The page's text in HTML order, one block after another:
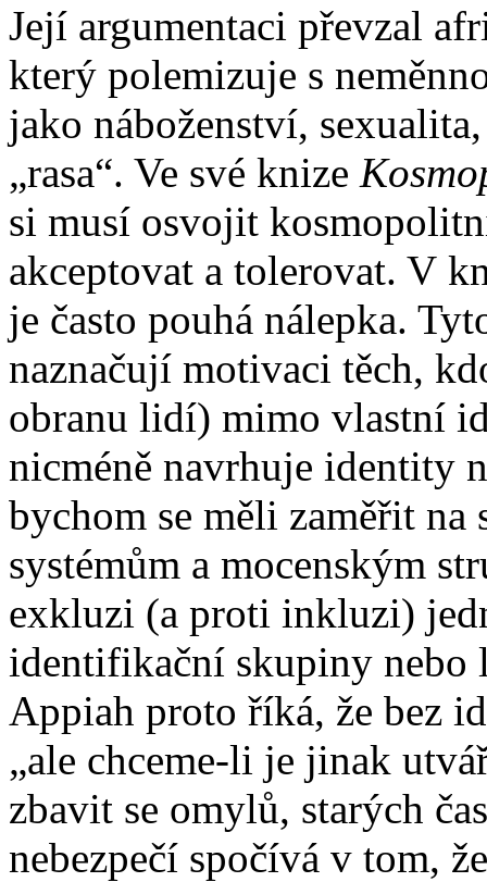
Její argumentaci převzal
který polemizuje s
jako náboženství,
„rasa“. Ve své knize
si musí osvojit
akceptovat a tolerovat. V
je často pouhá nálepka.
naznačují motivaci těch,
obranu lidí) mimo vlastní
nicméně navrhuje identity
bychom se měli zaměřit
systémům a mocenským
exkluzi (a proti inkluzi)
identifikační skupiny
Appiah proto říká, že bez
„ale chceme-li je jinak
zbavit se omylů, starých
nebezpečí spočívá v tom,